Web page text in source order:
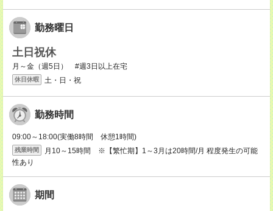
勤務曜日
土日祝休
月～金（週5日） #週3日以上在宅
休日休暇 土・日・祝
勤務時間
09:00～18:00(実働8時間 休憩1時間)
残業時間
月10～15時間 ※【繁忙期】1～3月は20時間/月 程度発生の可能
性あり
期間